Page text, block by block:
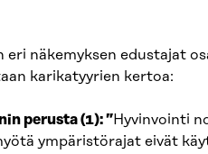
eri näkemyksen edustajat
karikatyyrien kertoa:
perusta (1): ”Hyvinvointi
ympäristörajat eivät